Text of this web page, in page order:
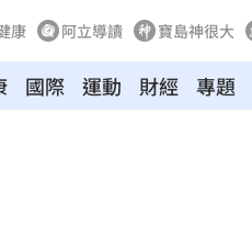
康 阿立導讀 寶島神很大
國際 運動 財經 專題